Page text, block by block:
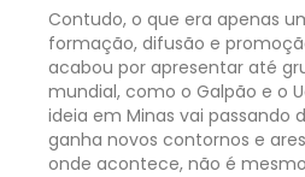
Contudo, o que era apenas
formação, difusão e
acabou por apresentar até
mundial, como o Galpão e o
ideia em Minas vai passando
ganha novos contornos e
onde acontece, não é